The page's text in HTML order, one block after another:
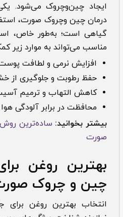
ایجاد چین‌وچروک می‌شود.
درمان چین وچروک صورت،
گیاهی است؛ به‌طور خاص،
مناسب می‌تواند به موارد زیر
افزایش نرمی و لطافت
حفظ رطوبت و جلوگیری از
کاهش التهاب و ترمیم
محافظت در برابر آلودگی هوا
بیشتر بخوانید: ساده‌ترین
صورت
بهترین روغن
چین و چروک
انتخاب بهترین روغن­